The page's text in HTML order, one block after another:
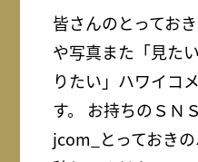
皆さんのとってお
や写真また「見た
りたい」ハワイコ
す。 お持ちのＳＮ
jcom_とっておき